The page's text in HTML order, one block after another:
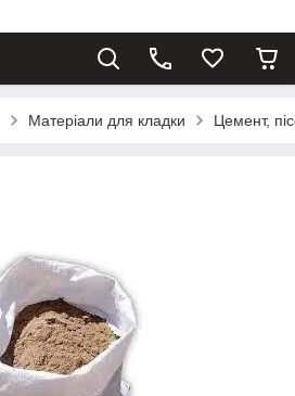
Матеріали для кладки Цемент,